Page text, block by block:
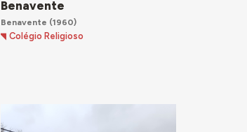
Benavente
Benavente (1960)
Colégio Religioso